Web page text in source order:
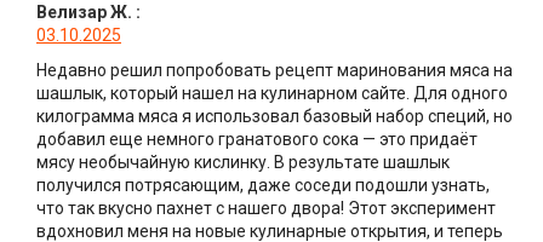
Велизар Ж. :
03.10.2025
Недавно решил попробовать рецепт маринования мяса на
шашлык, который нашел на кулинарном сайте. Для одного
килограмма мяса я использовал базовый набор специй, но
добавил еще немного гранатового сока — это придаёт
мясу необычайную кислинку. В результате шашлык
получился потрясающим, даже соседи подошли узнать,
что так вкусно пахнет с нашего двора! Этот эксперимент
вдохновил меня на новые кулинарные открытия, и теперь